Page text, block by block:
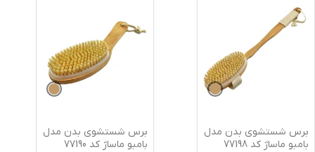
برس شستشوی بدن مدل
بامبو ماساژ کد 77198
برس شستشوی بدن مدل
بامبو ماساژ کد 77190